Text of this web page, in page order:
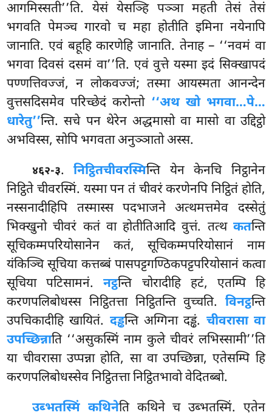
आगमिस्सती’’ति. येसं येसञ्हि पञ्ञा महती तेसं तेसं
भगवति पेमञ्च गारवो च महा होतीति इमिना नयेनापि
जानाति. एवं बहूहि कारणेहि जानाति. तेनाह – ‘‘नवमं वा
भगवा दिवसं दसमं वा’’ति. एवं वुत्ते यस्मा इदं सिक्खापदं
पण्णत्तिवज्जं, न लोकवज्जं; तस्मा आयस्मता आनन्देन
वुत्तसदिसमेव परिच्छेदं करोन्तो ‘‘अथ खो भगवा…पे…
धारेतु’’न्ति. सचे पन थेरेन अद्धमासो वा मासो वा उद्दिट्ठो
अभविस्स, सोपि भगवता अनुञ्ञातो अस्स.
४६२-३.निट्ठितचीवरस्मिन्ति येन केनचि निट्ठानेन
निट्ठिते चीवरस्मिं. यस्मा पन तं चीवरं करणेनपि निट्ठितं होति,
नस्सनादीहिपि तस्मास्स पदभाजने अत्थमत्तमेव दस्सेतुं
भिक्खुनो चीवरं कतं वा होतीतिआदि वुत्तं. तत्थ कतन्ति
सूचिकम्मपरियोसानेन कतं, सूचिकम्मपरियोसानं नाम
यंकिञ्चि सूचिया कत्तब्बं पासपट्टगण्ठिकपट्टपरियोसानं कत्वा
सूचिया पटिसामनं.नट्ठन्ति चोरादीहि हटं, एतम्पि हि
करणपलिबोधस्स निट्ठितत्ता निट्ठितन्ति वुच्चति. विनट्ठन्ति
उपचिकादीहि खायितं. दड्ढन्ति अग्गिना दड्ढं. चीवरासा वा
उपच्छिन्नाति ‘‘असुकस्मिं नाम कुले चीवरं लभिस्सामी’’ति
या चीवरासा उप्पन्ना होति, सा वा उपच्छिन्ना, एतेसम्पि हि
करणपलिबोधस्सेव निट्ठितत्ता निट्ठितभावो वेदितब्बो.
उब्भतस्मिं कथिनेति कथिने च उब्भतस्मिं. एतेन